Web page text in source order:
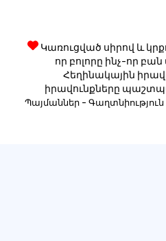
Կառուցված սիրով և
որ բոլորը ինչ-որ
Հեղինակային
իրավունքները
Պայմաններ - Գաղտնիություն